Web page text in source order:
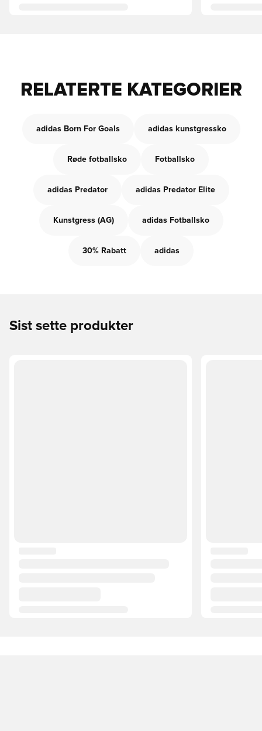
RELATERTE KATEGORIER
adidas Born For Goals adidas kunstgressko
Røde fotballsko Fotballsko
adidas Predator adidas Predator Elite
Kunstgress (AG) adidas Fotballsko
30% Rabatt adidas
Sist sette produkter